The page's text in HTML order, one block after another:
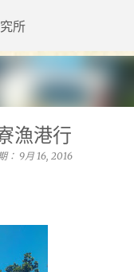
所
漁港行
： 9月 16, 2016